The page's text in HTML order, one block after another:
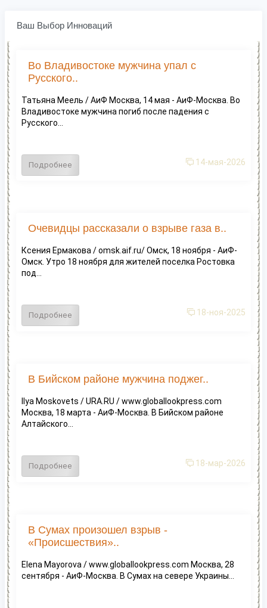
Ваш Выбор Инноваций
Во Владивостоке мужчина упал с
Русского..
Татьяна Меель / АиФ Москва, 14 мая - АиФ-Москва. Во
Владивостоке мужчина погиб после падения с
Русского...
Подробнее 14-мая-2026
Очевидцы рассказали о взрыве газа в..
Ксения Ермакова / omsk.aif.ru/ Омск, 18 ноября - АиФ-
Омск. Утро 18 ноября для жителей поселка Ростовка
под...
Подробнее 18-ноя-2025
В Бийском районе мужчина поджег..
Ilya Moskovets / URA.RU / www.globallookpress.com
Москва, 18 марта - АиФ-Москва. В Бийском районе
Алтайского...
Подробнее 18-мар-2026
В Сумах произошел взрыв -
«Происшествия»..
Elena Mayorova / www.globallookpress.com Москва, 28
сентября - АиФ-Москва. В Сумах на севере Украины...